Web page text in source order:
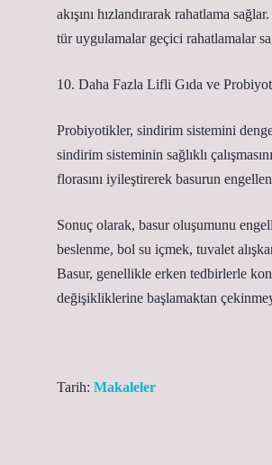
akışını hızlandırarak rahatlama
tür uygulamalar geçici rahatlamalar
10. Daha Fazla Lifli Gıda ve
Probiyotikler, sindirim sistemini
sindirim sisteminin sağlıklı
florasını iyileştirerek basurun
Sonuç olarak, basur oluşumunu
beslenme, bol su içmek, tuvalet
Basur, genellikle erken tedbirlerle
değişikliklerine başlamaktan
Tarih: Makaleler